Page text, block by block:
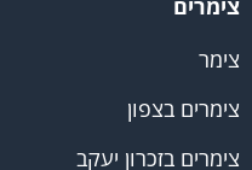
צימרים
צימר
צימרים בצפון
צימרים בזכרון יעקב